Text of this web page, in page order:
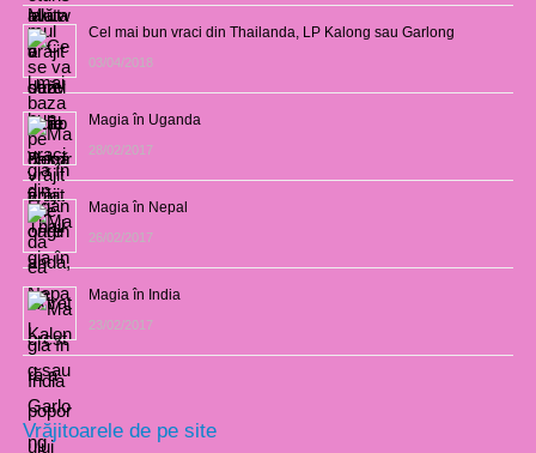
Cel mai bun vraci din Thailanda, LP Kalong sau Garlong
03/04/2018
Magia în Uganda
28/02/2017
Magia în Nepal
26/02/2017
Magia în India
23/02/2017
Vrăjitoarele de pe site